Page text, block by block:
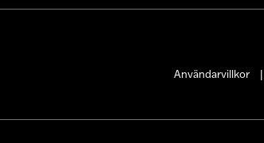
Användarvillkor